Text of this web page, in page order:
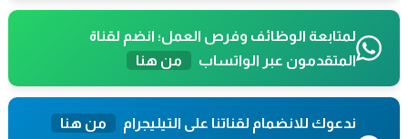
لمتابعة الوظائف وفرص العمل؛ انضم لقناة
المتقدمون عبر الواتساب
من هنا
ندعوك للانضمام لقناتنا على التيليجرام
من هنا